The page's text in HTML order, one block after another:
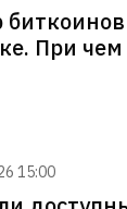
При чем
15:00